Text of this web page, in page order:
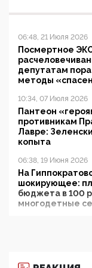
06:48, 21 Июля 2026
Посмертное
депутатам
методы
10:34, 07 Июля 2026
Пантеон
противникам
Лавре:
копыта
06:38, 19 Июня 2026
На
шокирующее:
бюджета в 100
многодетные